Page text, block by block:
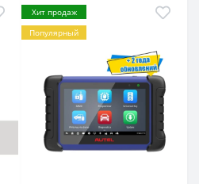
Хит продаж
Популярный